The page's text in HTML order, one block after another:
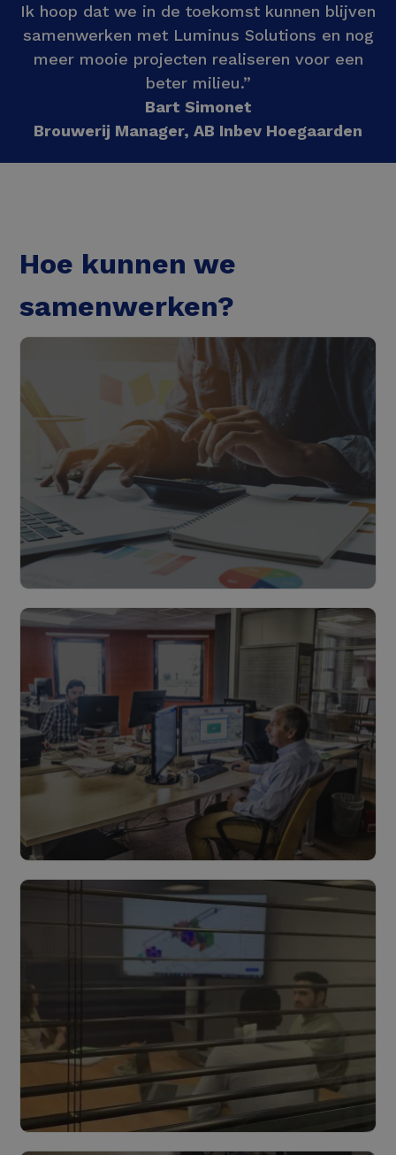
Ik hoop dat we in de toekomst kunnen blijven
samenwerken met Luminus Solutions en nog
meer mooie projecten realiseren voor een
beter milieu.”
Bart Simonet
Brouwerij Manager, AB Inbev Hoegaarden
Hoe kunnen we
samenwerken?
Roadmap
Lees meer
Haalbaarheid & voortraject
Ontwerp & Bouw